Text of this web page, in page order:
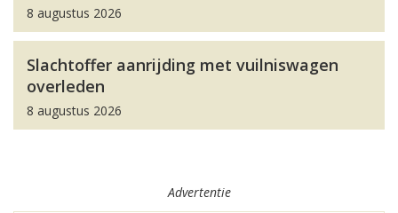
8 augustus 2026
Slachtoffer aanrijding met vuilniswagen
overleden
8 augustus 2026
Advertentie